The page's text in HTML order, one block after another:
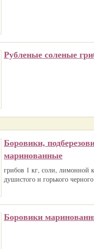
Рубленые соленые
Боровики,
маринованные
грибов 1 кг, соли, лимонной
душистого и горького
Боровики